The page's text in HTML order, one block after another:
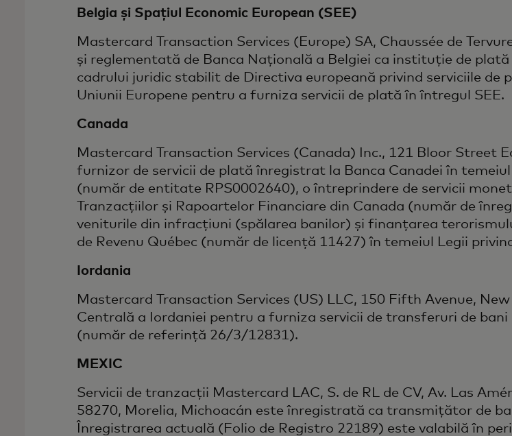
Belgia și Spațiul Economic European (SEE)
Mastercard Transaction Services (Europe) SA, Chaussée de
și reglementată de Banca Națională a Belgiei ca instituție de
cadrului juridic stabilit de Directiva europeană privind serviciile
Uniunii Europene pentru a furniza servicii de plată în întregul SEE.
Canada
Mastercard Transaction Services (Canada) Inc., 121 Bloor Street
furnizor de servicii de plată înregistrat la Banca Canadei în
(număr de entitate RPS0002640), o întreprindere de servicii
Tranzacțiilor și Rapoartelor Financiare din Canada (număr de
veniturile din infracțiuni (spălarea banilor) și finanțarea
de Revenu Québec (număr de licență 11427) în temeiul Legii
Iordania
Mastercard Transaction Services (US) LLC, 150 Fifth Avenue,
Centrală a Iordaniei pentru a furniza servicii de transferuri de
(număr de referință 26/3/12831).
MEXIC
Servicii de tranzacții Mastercard LAC, S. de RL de CV, Av. Las
58270, Morelia, Michoacán este înregistrată ca transmițător de
Înregistrarea actuală (Folio de Registro 22189) este valabilă în